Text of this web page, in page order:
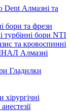
Алмазні та
бори та фрези
турбінні бори NTI
та кровоспинні
Алмазні
Гладилки
хірургічні